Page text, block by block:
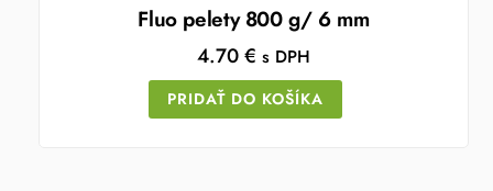
Fluo pelety 800 g/ 6 mm
4.70€ s DPH
PRIDAŤ DO KOŠÍKA